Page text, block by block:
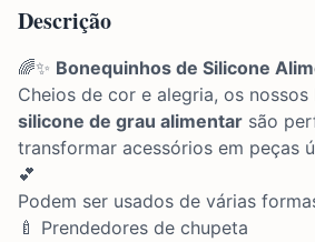
Descrição
🌈✨ Bonequinhos de Silicone
Cheios de cor e alegria, os nossos
silicone de grau alimentar são
transformar acessórios em peças
💕
Podem ser usados de várias
🍼 Prendedores de chupeta